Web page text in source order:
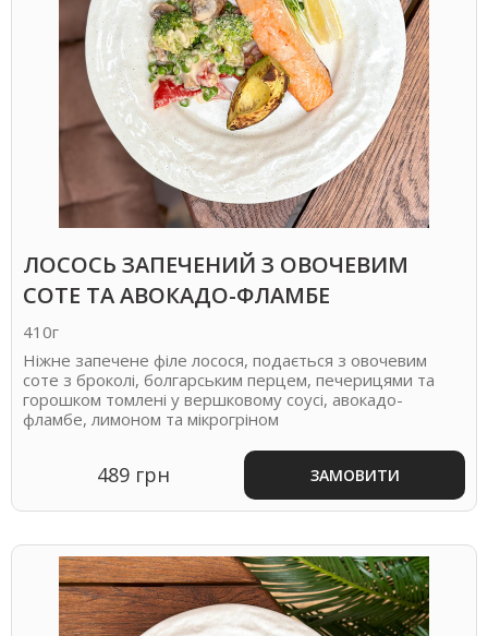
ЛОСОСЬ ЗАПЕЧЕНИЙ З ОВОЧЕВИМ
СОТЕ ТА АВОКАДО-ФЛАМБЕ
410г
Ніжне запечене філе лосося, подається з овочевим
соте з броколі, болгарським перцем, печерицями та
горошком томлені у вершковому соусі, авокадо-
фламбе, лимоном та мікрогріном
489 грн ЗАМОВИТИ